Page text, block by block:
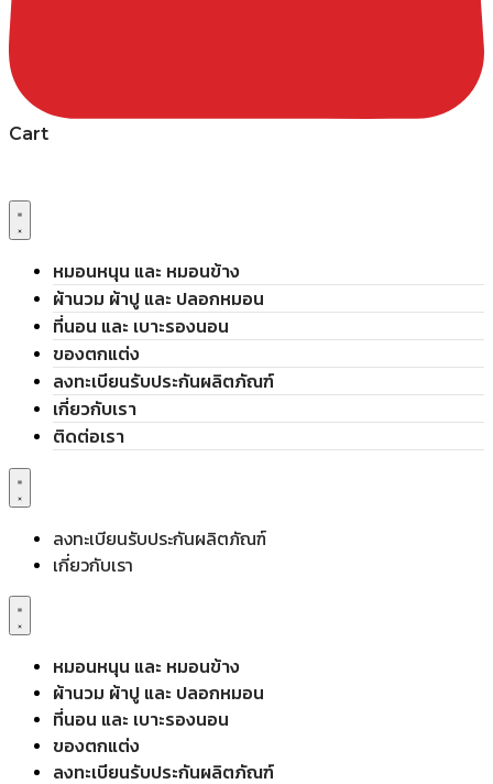
Cart
หมอนหนุน และ หมอนข้าง
ผ้านวม ผ้าปู และ ปลอกหมอน
ที่นอน และ เบาะรองนอน
ของตกแต่ง
ลงทะเบียนรับประกันผลิตภัณฑ์
เกี่ยวกับเรา
ติดต่อเรา
ลงทะเบียนรับประกันผลิตภัณฑ์
เกี่ยวกับเรา
หมอนหนุน และ หมอนข้าง
ผ้านวม ผ้าปู และ ปลอกหมอน
ที่นอน และ เบาะรองนอน
ของตกแต่ง
ลงทะเบียนรับประกันผลิตภัณฑ์